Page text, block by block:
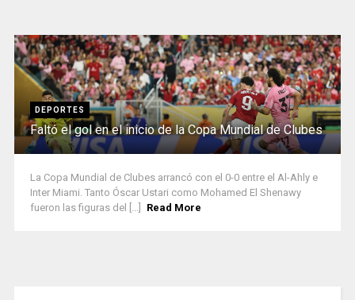
DEPORTES
Faltó el gol en el inicio de la Copa Mundial de Clubes
La Copa Mundial de Clubes arrancó con el 0-0 entre el Al-Ahly e
Inter Miami. Tanto Óscar Ustari como Mohamed El Shenawy
fueron las figuras del [...]
Read More